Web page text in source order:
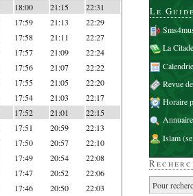
18:00 21:15 22:31
17:59 21:13 22:29
17:58 21:11 22:27
17:57 21:09 22:24
17:56 21:07 22:22
17:55 21:05 22:20
17:54 21:03 22:17
17:52 21:01 22:15
17:51 20:59 22:13
17:50 20:57 22:10
17:49 20:54 22:08
17:47 20:52 22:06
17:46 20:50 22:03
Le
La
Revue
Horaire
Islam